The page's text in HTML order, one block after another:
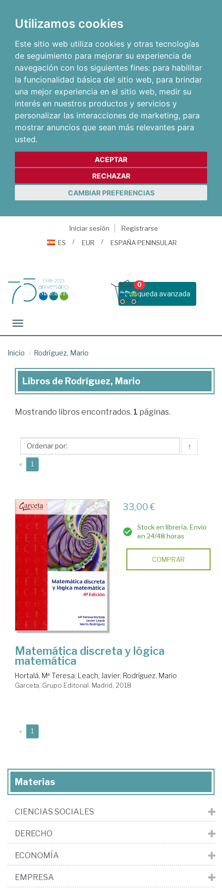
Utilizamos cookies
Este sitio web utiliza cookies y otras tecnologías
de seguimiento para mejorar su experiencia de
navegación con los siguientes fines: para habilitar
la funcionalidad básica del sitio web, para brindar
una mejor experiencia en el sitio web, medir su
interés en nuestros productos y servicios y
personalizar las interacciones de marketing, para
mostrar anuncios que sean más relevantes para
usted.
ACEPTAR
RECHAZAR
CAMBIAR PREFERENCIAS
Iniciar sesión
Registrarse
ES
EUR ESPAÑA PENINSULAR
Busqueda avanzada
0
Toggle navigation
Inicio Rodríguez, Mario
Libros
Rodríguez,
Libros de Rodríguez, Mario
Mostrando libros encontrados. 1 páginas.
↑
« 1
33,00 €
Stock en librería. Envío
en 24/48 horas
COMPRAR
Matemática discreta y lógica
matemática
Hortalá, Mª Teresa; Leach, Javier; Rodríguez, Mario
Garceta, Grupo Editorial. Madrid, 2018
« 1
Materias
CIENCIAS SOCIALES
DERECHO
ECONOMÍA
EMPRESA